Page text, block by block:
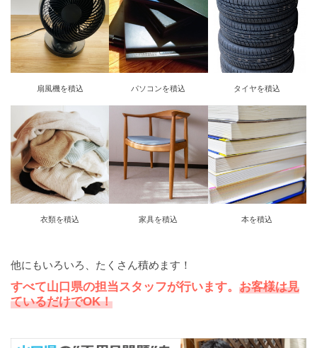
扇風機を積込 パソコンを積込 タイヤを積込
衣類を積込 家具を積込 本を積込
他にもいろいろ、たくさん積めます！
すべて山口県の担当スタッフが行います。 お客様は見
ているだけでOK！